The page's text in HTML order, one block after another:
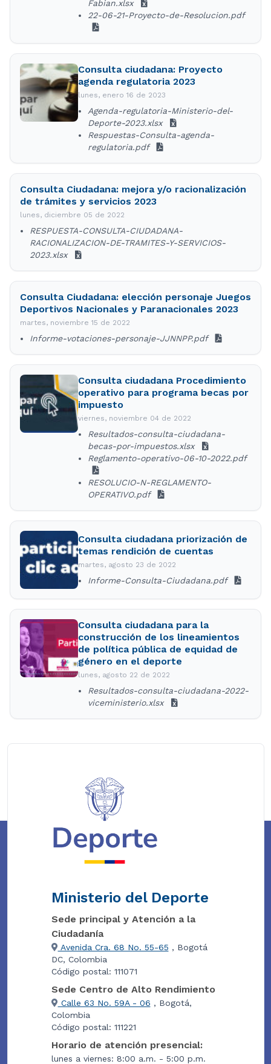
Fabian.xlsx
22-06-21-Proyecto-de-Resolucion.pdf
Consulta ciudadana: Proyecto
agenda regulatoria 2023
lunes, enero 16 de 2023
Agenda-regulatoria-Ministerio-del-
Deporte-2023.xlsx
Respuestas-Consulta-agenda-
regulatoria.pdf
Consulta Ciudadana: mejora y/o racionalización
de trámites y servicios 2023
lunes, diciembre 05 de 2022
RESPUESTA-CONSULTA-CIUDADANA-
RACIONALIZACION-DE-TRAMITES-Y-SERVICIOS-
2023.xlsx
Consulta Ciudadana: elección personaje Juegos
Deportivos Nacionales y Paranacionales 2023
martes, noviembre 15 de 2022
Informe-votaciones-personaje-JJNNPP.pdf
Consulta ciudadana Procedimiento
operativo para programa becas por
impuesto
viernes, noviembre 04 de 2022
Resultados-consulta-ciudadana-
becas-por-impuestos.xlsx
Reglamento-operativo-06-10-2022.pdf
RESOLUCIO-N-REGLAMENTO-
OPERATIVO.pdf
Consulta ciudadana priorización de
temas rendición de cuentas
martes, agosto 23 de 2022
Informe-Consulta-Ciudadana.pdf
Consulta ciudadana para la
construcción de los lineamientos
de política pública de equidad de
género en el deporte
lunes, agosto 22 de 2022
Resultados-consulta-ciudadana-2022-
viceministerio.xlsx
Ministerio del Deporte
Sede principal y Atención a la
Ciudadanía
Avenida Cra. 68 No. 55-65 , Bogotá
DC, Colombia
Código postal: 111071
Sede Centro de Alto Rendimiento
Calle 63 No. 59A - 06 , Bogotá,
Colombia
Código postal: 111221
Horario de atención presencial:
lunes a viernes: 8:00 a.m. - 5:00 p.m.